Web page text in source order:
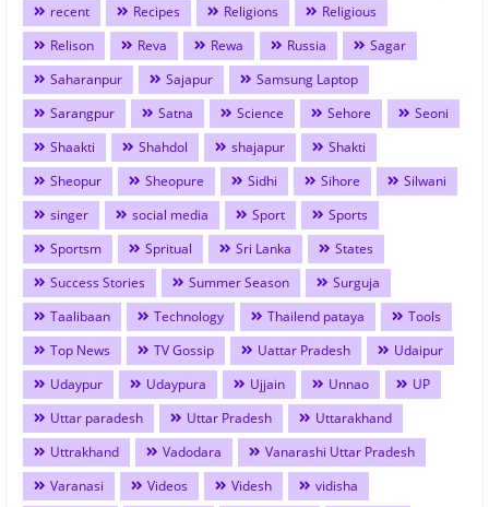
recent
Recipes Religions
Religious
Relison
Reva Rewa Russia
Sagar
Saharanpur
Sajapur
Samsung Laptop
Sarangpur
Satna Science Sehore
Seoni
Shaakti
Shahdol shajapur
Shakti
Sheopur
Sheopure Sidhi Sihore
Silwani
singer
social media Sport
Sports
Sportsm
Spritual Sri Lanka
States
Success Stories
Summer Season
Surguja
Taalibaan
Technology Thailend pataya
Tools
Top News
TV Gossip Uattar Pradesh
Udaipur
Udaypur
Udaypura Ujjain Unnao
UP
Uttar paradesh
Uttar Pradesh
Uttarakhand
Uttrakhand
Vadodara
Vanarashi Uttar Pradesh
Varanasi
Videos Videsh
vidisha